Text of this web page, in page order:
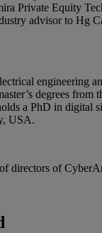
Private Equity
advisor to Hg
engineering
degrees from
a PhD in digital
USA.
directors of